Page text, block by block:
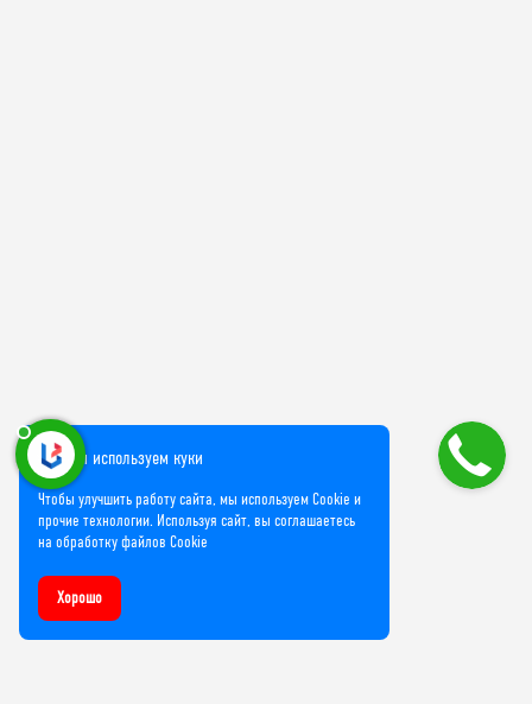
Мы используем куки
Чтобы улучшить работу сайта, мы используем Cookie и
прочие технологии. Используя сайт, вы соглашаетесь
на обработку файлов Cookie
Хорошо